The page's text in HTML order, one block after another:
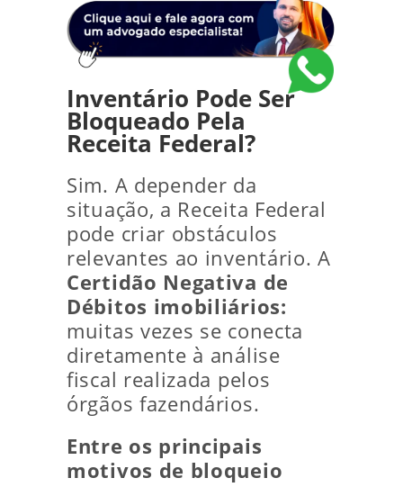
Inventário Pode Ser
Bloqueado Pela
Receita Federal?
Sim. A depender da
situação, a Receita Federal
pode criar obstáculos
relevantes ao inventário. A
Certidão Negativa de
Débitos imobiliários:
muitas vezes se conecta
diretamente à análise
fiscal realizada pelos
órgãos fazendários.
Entre os principais
motivos de bloqueio